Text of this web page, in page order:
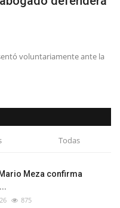
voluntariamente ante la
Todas
Meza confirma
875